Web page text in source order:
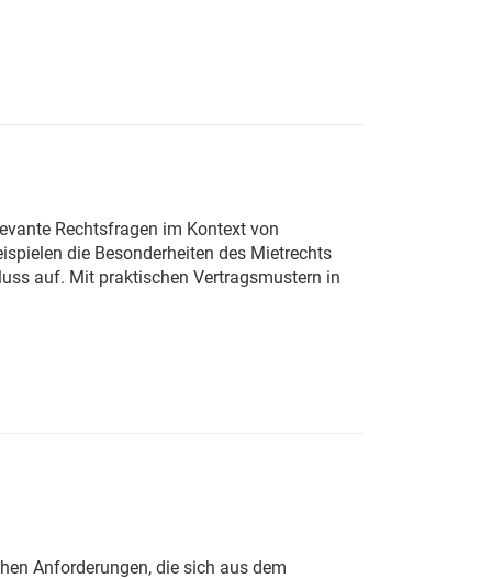
Rechtsfragen im Kontext von
die Besonderheiten des Mietrechts
auf. Mit praktischen Vertragsmustern in
Anforderungen, die sich aus dem